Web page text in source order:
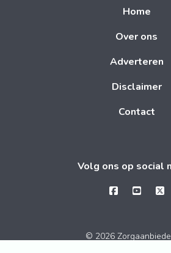
Home
Over ons
Adverteren
Disclaimer
Contact
Volg ons op social
© 2026